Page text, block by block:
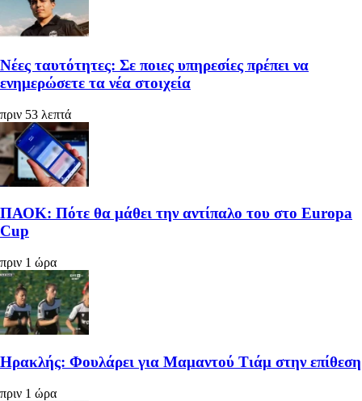
Νέες ταυτότητες: Σε ποιες υπηρεσίες πρέπει να
ενημερώσετε τα νέα στοιχεία
πριν 53 λεπτά
ΠΑΟΚ: Πότε θα μάθει την αντίπαλο του στο Europa
Cup
πριν 1 ώρα
Ηρακλής: Φουλάρει για Μαμαντού Τιάμ στην επίθεση
πριν 1 ώρα